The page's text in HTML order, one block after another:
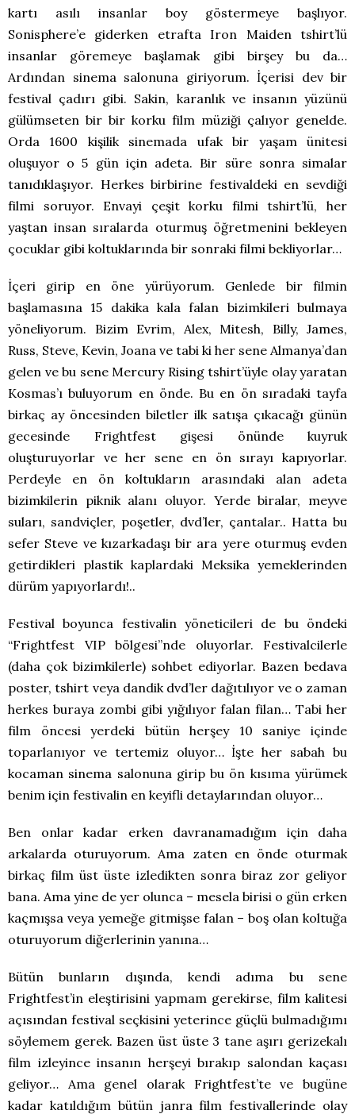
kartı asılı insanlar boy göstermeye başlıyor.
Sonisphere’e giderken etrafta Iron Maiden tshirt’lü
insanlar göremeye başlamak gibi birşey bu da…
Ardından sinema salonuna giriyorum. İçerisi dev bir
festival çadırı gibi. Sakin, karanlık ve insanın yüzünü
gülümseten bir bir korku film müziği çalıyor genelde.
Orda 1600 kişilik sinemada ufak bir yaşam ünitesi
oluşuyor o 5 gün için adeta. Bir süre sonra simalar
tanıdıklaşıyor. Herkes birbirine festivaldeki en sevdiği
filmi soruyor. Envayi çeşit korku filmi tshirt’lü, her
yaştan insan sıralarda oturmuş öğretmenini bekleyen
çocuklar gibi koltuklarında bir sonraki filmi bekliyorlar…
İçeri girip en öne yürüyorum. Genlede bir filmin
başlamasına 15 dakika kala falan bizimkileri bulmaya
yöneliyorum. Bizim Evrim, Alex, Mitesh, Billy, James,
Russ, Steve, Kevin, Joana ve tabi ki her sene Almanya’dan
gelen ve bu sene Mercury Rising tshirt’üyle olay yaratan
Kosmas’ı buluyorum en önde. Bu en ön sıradaki tayfa
birkaç ay öncesinden biletler ilk satışa çıkacağı günün
gecesinde Frightfest gişesi önünde kuyruk
oluşturuyorlar ve her sene en ön sırayı kapıyorlar.
Perdeyle en ön koltukların arasındaki alan adeta
bizimkilerin piknik alanı oluyor. Yerde biralar, meyve
suları, sandviçler, poşetler, dvd’ler, çantalar.. Hatta bu
sefer Steve ve kızarkadaşı bir ara yere oturmuş evden
getirdikleri plastik kaplardaki Meksika yemeklerinden
dürüm yapıyorlardı!..
Festival boyunca festivalin yöneticileri de bu öndeki
“Frightfest VIP bölgesi”nde oluyorlar. Festivalcilerle
(daha çok bizimkilerle) sohbet ediyorlar. Bazen bedava
poster, tshirt veya dandik dvd’ler dağıtılıyor ve o zaman
herkes buraya zombi gibi yığılıyor falan filan… Tabi her
film öncesi yerdeki bütün herşey 10 saniye içinde
toparlanıyor ve tertemiz oluyor… İşte her sabah bu
kocaman sinema salonuna girip bu ön kısıma yürümek
benim için festivalin en keyifli detaylarından oluyor…
Ben onlar kadar erken davranamadığım için daha
arkalarda oturuyorum. Ama zaten en önde oturmak
birkaç film üst üste izledikten sonra biraz zor geliyor
bana. Ama yine de yer olunca – mesela birisi o gün erken
kaçmışsa veya yemeğe gitmişse falan – boş olan koltuğa
oturuyorum diğerlerinin yanına…
Bütün bunların dışında, kendi adıma bu sene
Frightfest’in eleştirisini yapmam gerekirse, film kalitesi
açısından festival seçkisini yeterince güçlü bulmadığımı
söylemem gerek. Bazen üst üste 3 tane aşırı gerizekalı
film izleyince insanın herşeyi bırakıp salondan kaçası
geliyor… Ama genel olarak Frightfest’te ve bugüne
kadar katıldığım bütün janra film festivallerinde olay